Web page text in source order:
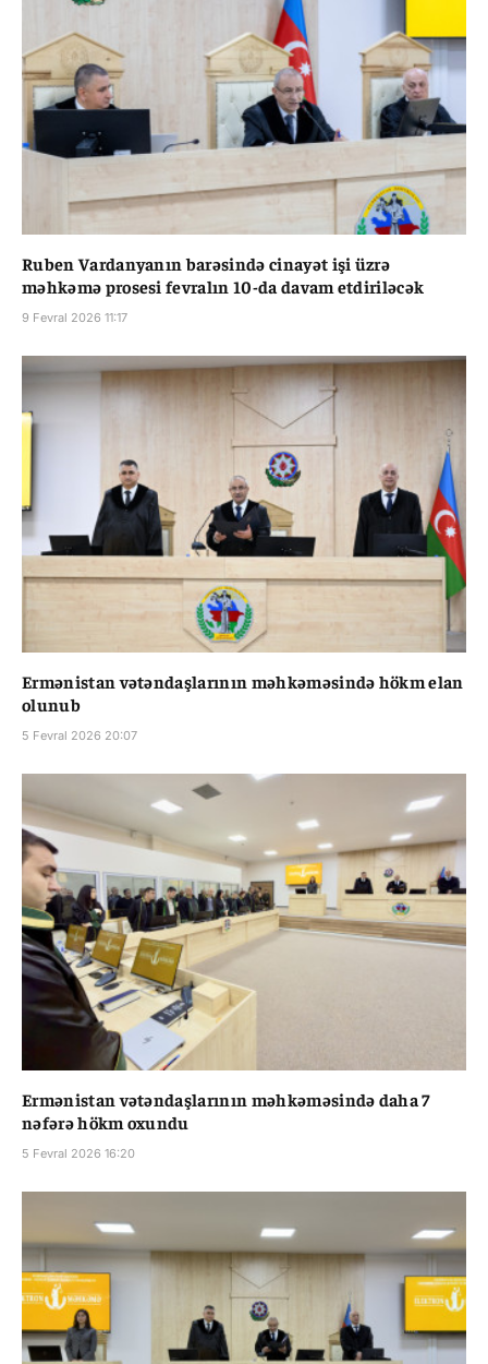
Ruben Vardanyanın barəsində cinayət işi üzrə
məhkəmə prosesi fevralın 10-da davam etdiriləcək
9 Fevral 2026 11:17
Ermənistan vətəndaşlarının məhkəməsində hökm elan
olunub
5 Fevral 2026 20:07
Ermənistan vətəndaşlarının məhkəməsində daha 7
nəfərə hökm oxundu
5 Fevral 2026 16:20